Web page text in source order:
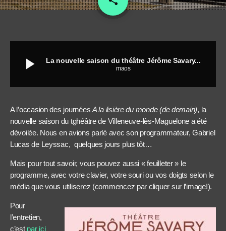
play_arrow La nouvelle saison du théâtre Jérôme Savary...
maos
A l’occasion des journées A la lisière du monde (de demain), la
nouvelle saison du tghéâtre de Villeneuve-lès-Maguelone a été
dévoilée. Nous en avions parlé avec son programmateur, Gabriel
Lucas de Leyssac, quelques jours plus tôt…
Mais pour tout savoir, vous pouvez aussi « feuilleter » le
programme, avec votre clavier, votre souri ou vos doigts selon le
média que vous utiliserez (commencez par cliquer sur l’image!).
Pour
l’entretien,
c’estpar ici